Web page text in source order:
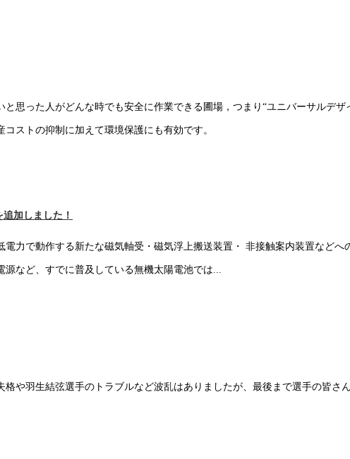
思った人がどんな時でも安全に作業できる圃場，つまり“ユニバーサルデ
ストの抑制に加えて環境保護にも有効です。
加しました！
電力で動作する新たな磁気軸受・磁気浮上搬送装置・ 非接触案内装置など
など、すでに普及している無機太陽電池では...
や羽生結弦選手のトラブルなど波乱はありましたが、最後まで選手の皆さ